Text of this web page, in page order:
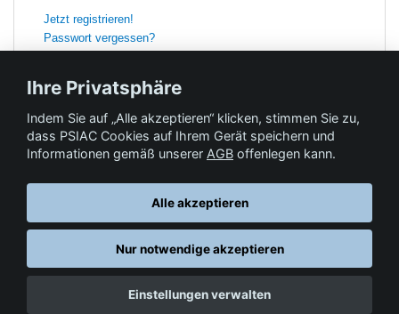
Jetzt registrieren!
Passwort vergessen?
Feedback
© Springer-Verlag GmbH. Part of Springer Nature •Datenschutz,AGB,
Ihre Privatsphäre
Indem Sie auf „Alle akzeptieren“ klicken, stimmen Sie zu,
dass PSIAC Cookies auf Ihrem Gerät speichern und
Informationen gemäß unserer AGB offenlegen kann.
Alle akzeptieren
Nur notwendige akzeptieren
Einstellungen verwalten